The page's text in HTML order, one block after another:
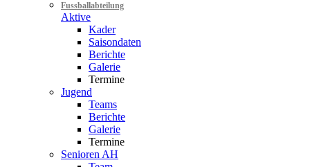
Fussballabteilung
Aktive
Kader
Saisondaten
Berichte
Galerie
Termine
Jugend
Teams
Berichte
Galerie
Termine
Senioren AH